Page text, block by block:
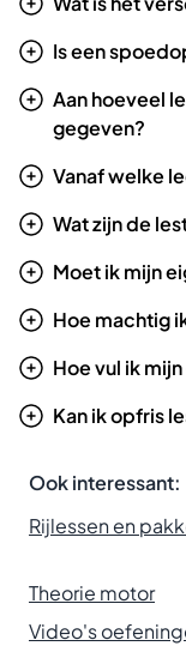
Is een
Aan hoeveel
gegeven?
Vanaf welke
Wat zijn de
Moet ik mijn
Hoe machtig
Hoe vul ik
Kan ik opfris
Ook interessant:
Rijlessen en
Theorie motor
Video's